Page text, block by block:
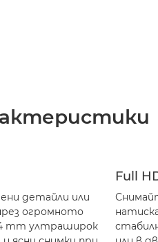
детайли или
огромното
mm ултраширок
Full